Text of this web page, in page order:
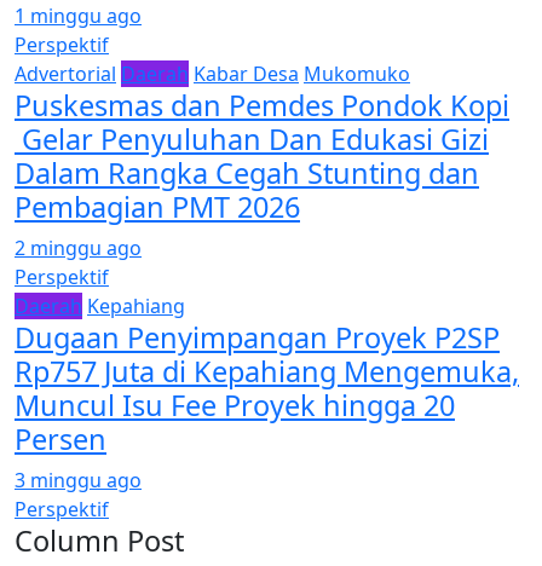
1 minggu ago
Perspektif
Advertorial Daerah Kabar Desa Mukomuko
Puskesmas dan Pemdes Pondok Kopi
Gelar Penyuluhan Dan Edukasi Gizi
Dalam Rangka Cegah Stunting dan
Pembagian PMT 2026
2 minggu ago
Perspektif
Daerah Kepahiang
Dugaan Penyimpangan Proyek P2SP
Rp757 Juta di Kepahiang Mengemuka,
Muncul Isu Fee Proyek hingga 20
Persen
3 minggu ago
Perspektif
Column Post